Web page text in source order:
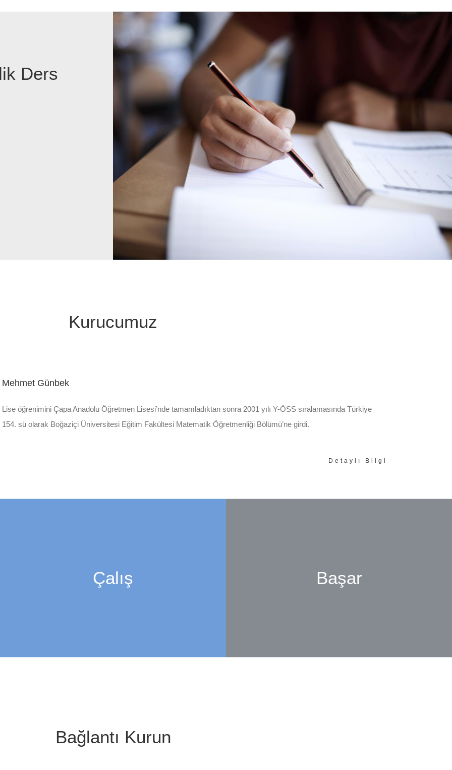
Ders
Kurucumuz
Mehmet Günbek
Lise öğrenimini Çapa Anadolu Öğretmen Lisesi’nde tamamladıktan sonra 2001 yılı Y-ÖSS sıralamasında Türkiye
154. sü olarak Boğaziçi Üniversitesi Eğitim Fakültesi Matematik Öğretmenliği Bölümü’ne girdi.
Detaylı Bilgi
Çalış Başar
Bağlantı Kurun